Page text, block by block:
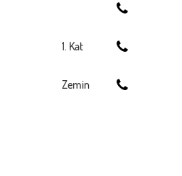
1. Kat
Zemin